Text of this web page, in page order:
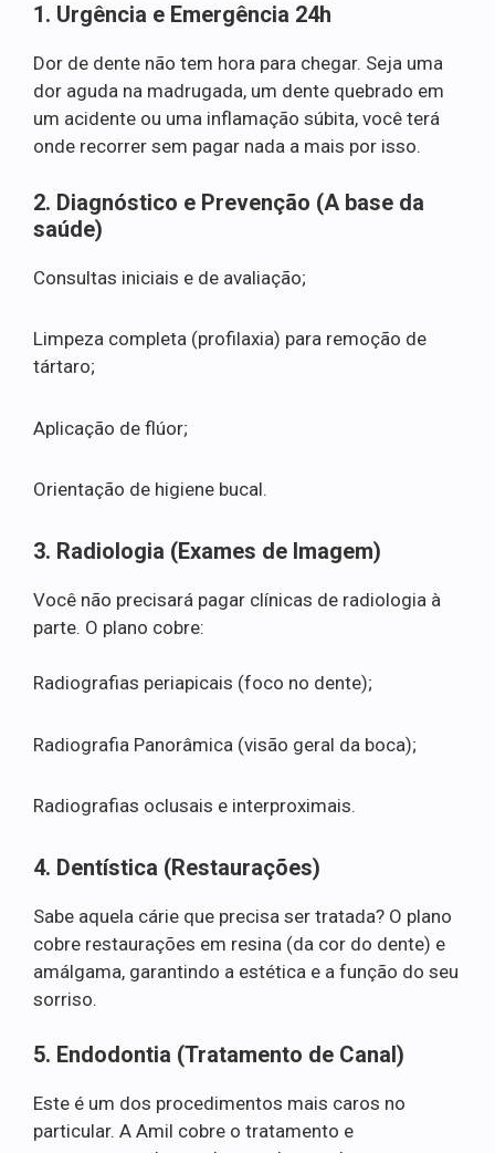
1. Urgência e Emergência 24h
Dor de dente não tem hora para chegar. Seja uma
dor aguda na madrugada, um dente quebrado em
um acidente ou uma inflamação súbita, você terá
onde recorrer sem pagar nada a mais por isso.
2. Diagnóstico e Prevenção (A base da
saúde)
Consultas iniciais e de avaliação;
Limpeza completa (profilaxia) para remoção de
tártaro;
Aplicação de flúor;
Orientação de higiene bucal.
3. Radiologia (Exames de Imagem)
Você não precisará pagar clínicas de radiologia à
parte. O plano cobre:
Radiografias periapicais (foco no dente);
Radiografia Panorâmica (visão geral da boca);
Radiografias oclusais e interproximais.
4. Dentística (Restaurações)
Sabe aquela cárie que precisa ser tratada? O plano
cobre restaurações em resina (da cor do dente) e
amálgama, garantindo a estética e a função do seu
sorriso.
5. Endodontia (Tratamento de Canal)
Este é um dos procedimentos mais caros no
particular. A Amil cobre o tratamento e